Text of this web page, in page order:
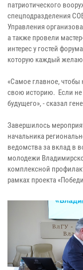
патриотического
спецподразделения
Управления
а также провели
интерес у гостей
которую каждый
«Самое главное,
свою историю. Если
будущего», - сказал
Завершилось
начальника
ведомства за вклад в
молодежи
комплексной
рамках проекта